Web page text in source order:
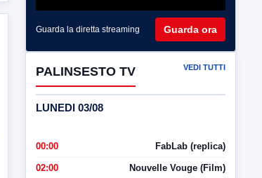
Guarda la diretta streaming Guarda ora
PALINSESTO TV VEDI TUTTI
LUNEDI 03/08
00:00 FabLab (replica)
02:00 Nouvelle Vouge (Film)